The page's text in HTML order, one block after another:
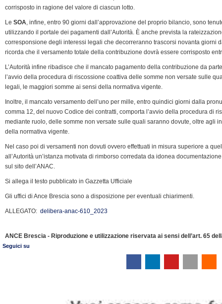
corrisposto in ragione del valore di ciascun lotto.
Le SOA, infine, entro 90 giorni dall’approvazione del proprio bilancio, sono
utilizzando il portale dei pagamenti dall’Autorità. È anche prevista la
corresponsione degli interessi legali che decorreranno trascorsi novanta giorni
ricorda che il versamento totale della contribuzione dovrà essere corrisposto
L’Autorità infine ribadisce che il mancato pagamento della contribuzione da
l’avvio della procedura di riscossione coattiva delle somme non versate sulle
legali, le maggiori somme ai sensi della normativa vigente.
Inoltre, il mancato versamento dell’uno per mille, entro quindici giorni dalla
comma 12, del nuovo Codice dei contratti, comporta l’avvio della procedura di
mediante ruolo, delle somme non versate sulle quali saranno dovute, oltre agli
della normativa vigente.
Nel caso poi di versamenti non dovuti ovvero effettuati in misura superiore a
all’Autorità un’istanza motivata di rimborso corredata da idonea
sul sito dell’ANAC.
Si allega il testo pubblicato in Gazzetta Ufficiale
Gli uffici di Ance Brescia sono a disposizione per eventuali chiarimenti.
ALLEGATO: delibera-anac-610_2023
ANCE Brescia - Riproduzione e utilizzazione riservata ai sensi dell’art. 65
Seguici su